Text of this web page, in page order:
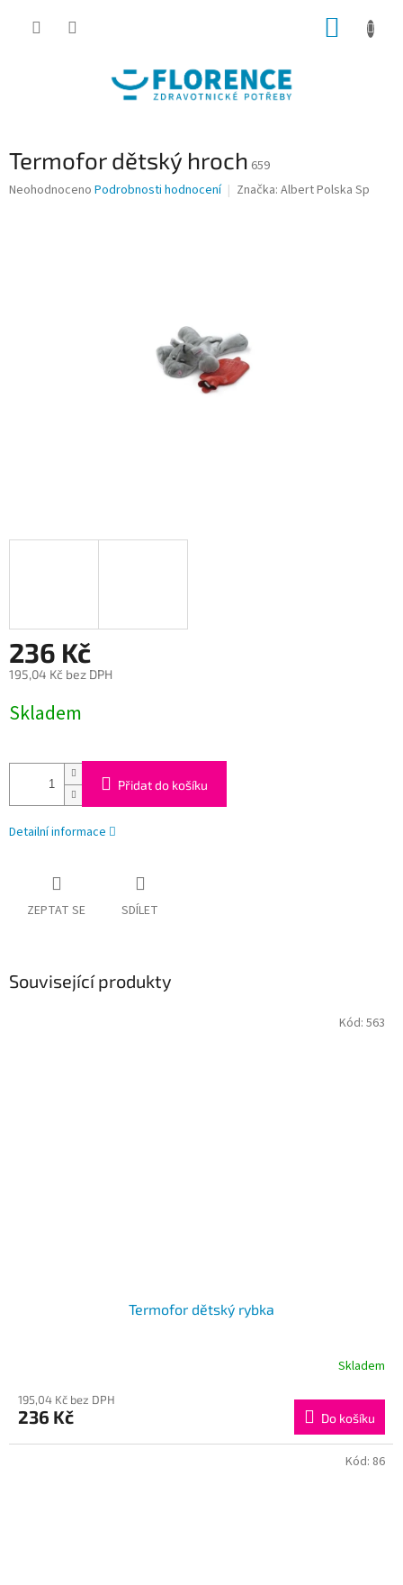
Termofor dětský hroch 659
Průměrné
Neohodnoceno Podrobnosti hodnocení Značka: Albert Polska Sp
236 Kč
195,04 Kč bez DPH
cena:
Skladem
Přidat do košíku
Detailní informace
ZEPTAT SE SDÍLET
Související produkty
Termofor dětský rybka
Skladem
195,04 Kč bez DPH
236 Kč Do košíku
Kód: 563
Kód: 86